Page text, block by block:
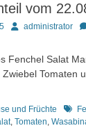
vom
Autoradministrator
Fenchel Salat
Tomaten
und Früchte
, Tomaten,